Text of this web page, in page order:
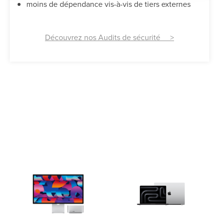
moins de dépendance vis-à-vis de tiers externes
Découvrez nos Audits de sécurité >